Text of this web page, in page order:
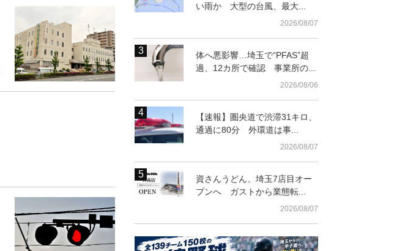
い雨か 大型の台風、最大...
2026/08/07
体へ悪影響…埼玉で“PFAS”超
過、12カ所で確認 事業所の...
2026/08/06
【速報】圏央道で渋滞31キロ、
通過に80分 外環道は事...
2026/08/07
資さんうどん、埼玉7店目オー
プンへ ガストから業態転...
2026/08/07